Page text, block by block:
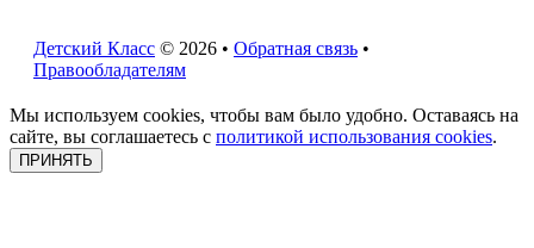
Детский Класс © 2026 • Обратная связь •
Правообладателям
Мы используем cookies, чтобы вам было удобно. Оставаясь на
сайте, вы соглашаетесь с политикой использования cookies.
ПРИНЯТЬ